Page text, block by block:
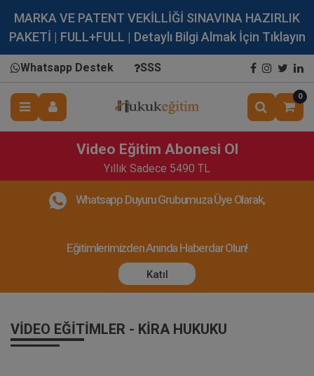
MARKA VE PATENT VEKİLLİĞİ SINAVINA HAZIRLIK
PAKETİ | FULL+FULL | Detaylı Bilgi Almak İçin Tıklayın
Whatsapp Destek SSS
0
Video Eğitim Abonesi Ol
Yıllık Sadece 5490 TL
Whatsapp Duyuru Grubumuza Üye Olarak,
Eğitimlerimizden Anında Haberdar Olun!
Katıl
VIDEO EĞITIMLER - KIRA HUKUKU